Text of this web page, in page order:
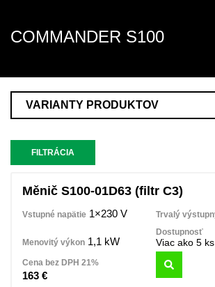
COMMANDER S100
VARIANTY PRODUKTOV
FILTRÁCIA
Měnič S100-01D63 (filtr C3)
1×230 V
1,1 kW Viac ako 5 ks
163 €